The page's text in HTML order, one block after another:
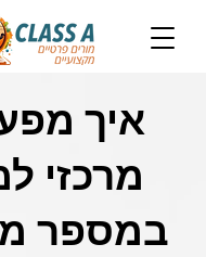
איך
מרכזי
במספר